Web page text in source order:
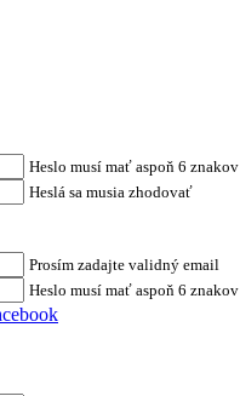
Heslo musí mať aspoň 6 znakov
Heslá sa musia zhodovať
Prosím zadajte validný email
Heslo musí mať aspoň 6 znakov